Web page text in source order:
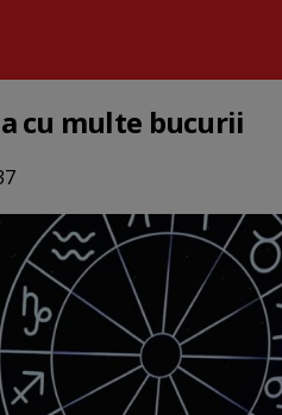
cu multe bucurii